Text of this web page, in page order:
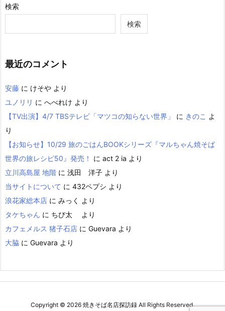
検索
検索
最近のコメント
安藤 に けそや より
ユノリリ に へべれけ より
【TV出演】4/7 TBSテレビ「マツコの知らない世界」
に きのこ よ
り
【お知らせ】10/29 旅のごはんBOOKシリーズ『マルちゃん焼そば
世界の旅レシピ50』発売！
に act 2 ia より
立川高島屋 地階 に 浅田 洋子 より
当サイトについて に 432ペプシ より
浪花家総本店 に みっく
より
タケちゃん に ちび太
より
カフェメルス 猪子石店 に Guevara より
大脇 に Guevara より
Copyright © 2026 焼きそば名店探訪録 All Rights Reserved.